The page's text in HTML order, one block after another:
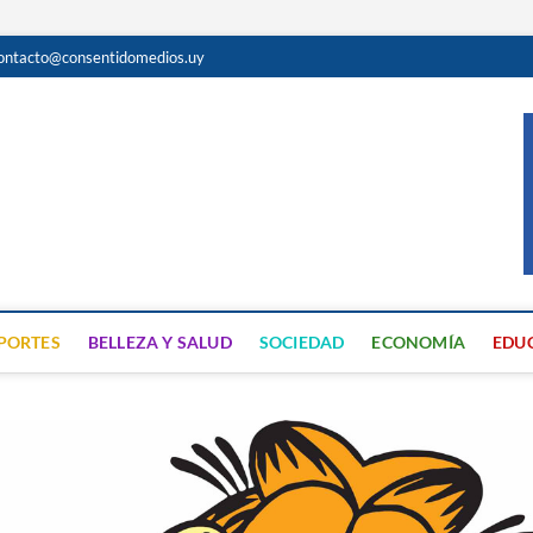
BELLEZA Y SALUD SOCIEDAD ECONOMÍA